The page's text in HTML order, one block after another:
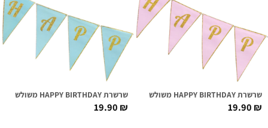
שרשרת HAPPY BIRTHDAY משולשים ורוד | גליטר זהב
19.90₪
שרשרת HAPPY BIRTHDAY משולשים מנטה | גליטר זהב
19.90₪